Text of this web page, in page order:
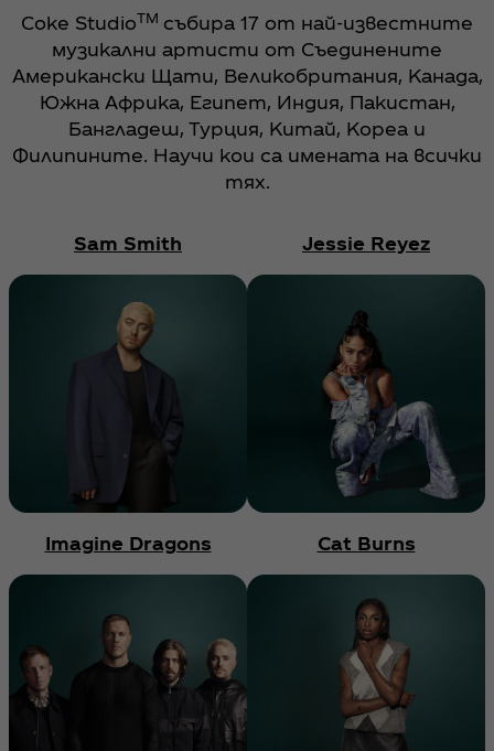
Coke StudioTM събира 17 от най-известните
музикални артисти от Съединените
Американски Щати, Великобритания, Канада,
Южна Африка, Египет, Индия, Пакистан,
Бангладеш, Турция, Китай, Кореа и
Филипините. Научи кои са имената на всички
тях.
Sam Smith Jessie Reyez
Imagine Dragons Cat Burns